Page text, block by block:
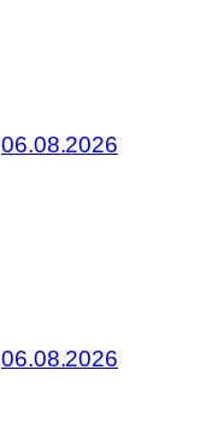
06.08.2026
06.08.2026